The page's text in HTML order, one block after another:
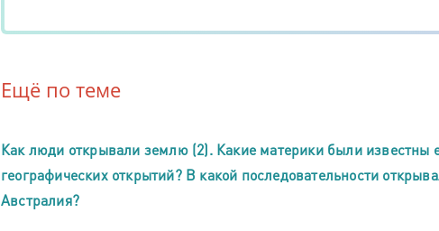
Ещё по теме
Как люди открывали землю (2). Какие материки были известны
географических открытий? В какой последовательности
Австралия?